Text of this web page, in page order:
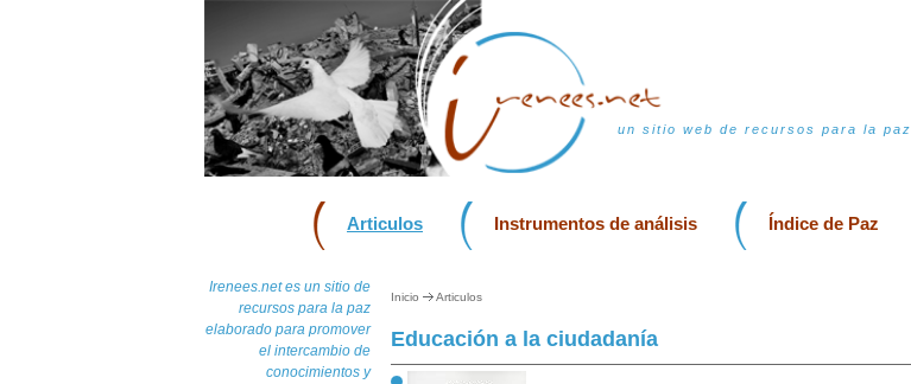
un sitio web de recursos para la paz
Articulos Instrumentos de análisis Índice de Paz
Irenees.net es un sitio de
recursos para la paz
elaborado para promover
el intercambio de
conocimientos y
Inicio Articulos
Educación a la ciudadanía